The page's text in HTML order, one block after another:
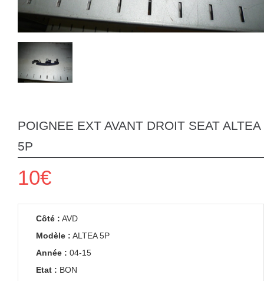
POIGNEE EXT AVANT DROIT SEAT ALTEA
5P
10€
Côté : AVD
Modèle : ALTEA 5P
Année : 04-15
Etat : BON